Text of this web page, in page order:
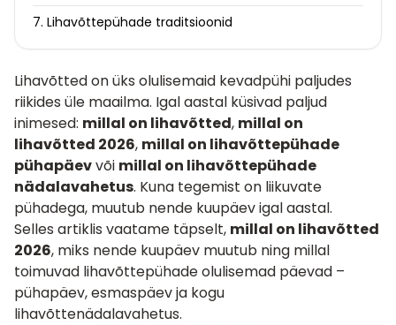
7. Lihavõttepühade traditsioonid
Lihavõtted on üks olulisemaid kevadpühi paljudes
riikides üle maailma. Igal aastal küsivad paljud
inimesed: millal on lihavõtted, millal on
lihavõtted 2026, millal on lihavõttepühade
pühapäevvõi millal on lihavõttepühade
nädalavahetus. Kuna tegemist on liikuvate
pühadega, muutub nende kuupäev igal aastal.
Selles artiklis vaatame täpselt, millal on lihavõtted
2026, miks nende kuupäev muutub ning millal
toimuvad lihavõttepühade olulisemad päevad –
pühapäev, esmaspäev ja kogu
lihavõttenädalavahetus.